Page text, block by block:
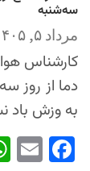
سه‌شنبه
مرداد ۵, ۱۴۰۵
کارشناس
دما از روز
به وزش باد
Fac